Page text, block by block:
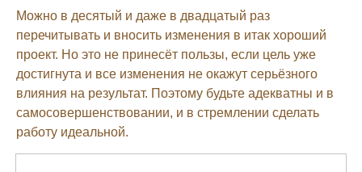
Можно в десятый и даже в двадцатый раз
перечитывать и вносить изменения в итак хороший
проект. Но это не принесёт пользы, если цель уже
достигнута и все изменения не окажут серьёзного
влияния на результат. Поэтому будьте адекватны и в
самосовершенствовании, и в стремлении сделать
работу идеальной.